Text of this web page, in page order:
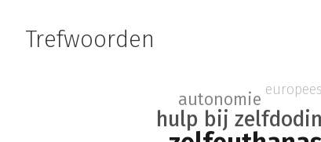
Trefwoorden
hulp bij
autonomie